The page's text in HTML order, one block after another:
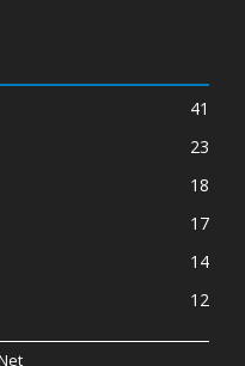
41
23
18
17
14
12